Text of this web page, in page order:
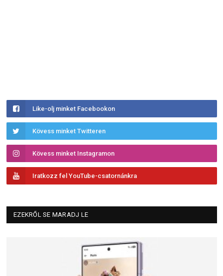
Like-olj minket Facebookon
Kövess minket Twitteren
Kövess minket Instagramon
Iratkozz fel YouTube-csatornánkra
EZEKRŐL SE MARADJ LE